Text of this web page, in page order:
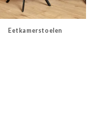
Eetkamerstoelen